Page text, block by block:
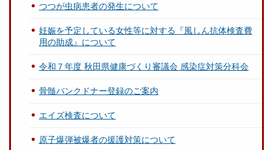
つつが虫病患者の発生について
妊娠を予定している女性等に対する『風しん抗体検査費
用の助成』について
令和７年度 秋田県健康づくり審議会 感染症対策分科会
骨髄バンクドナー登録のご案内
エイズ検査について
原子爆弾被爆者の援護対策について